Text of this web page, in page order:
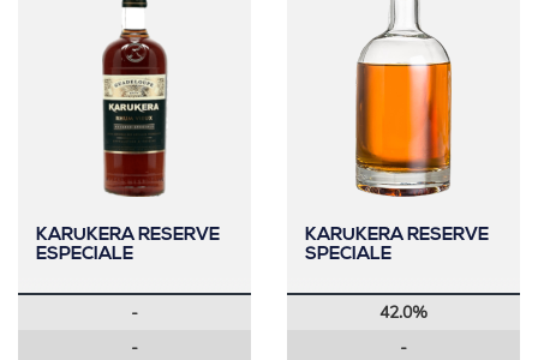
KARUKERA RESERVE
ESPECIALE
-
-
KARUKERA RESERVE
SPECIALE
42.0%
-